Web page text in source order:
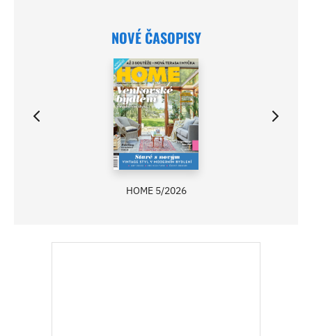
NOVÉ ČASOPISY
HOME 5/2026